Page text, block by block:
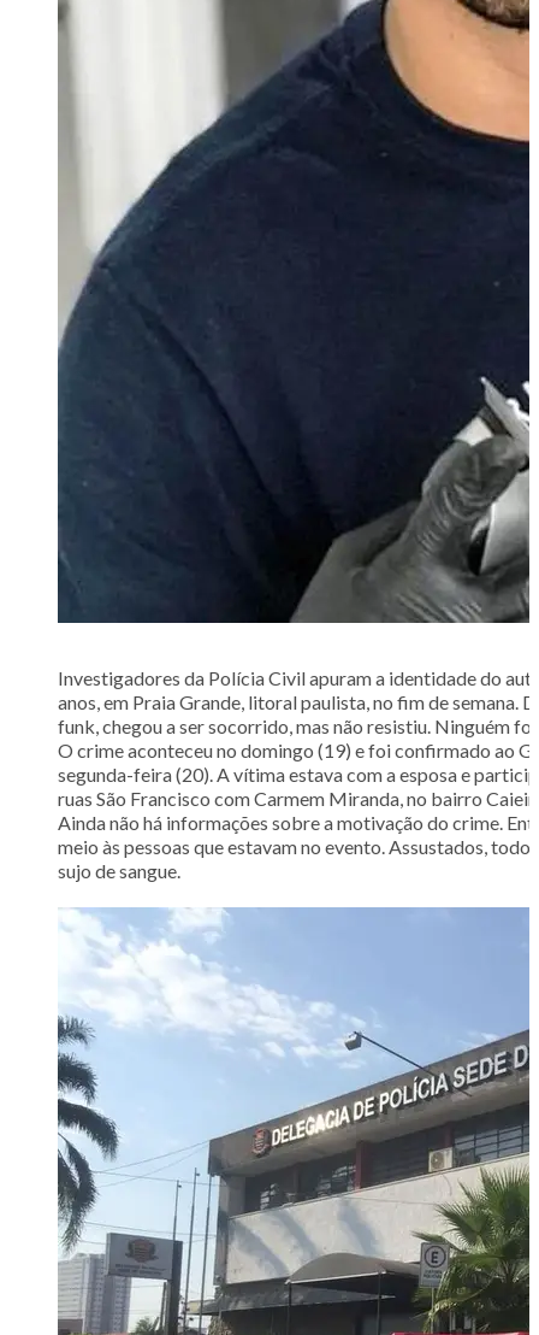
Investigadores da Polícia Civil apuram a identidade do
anos, em Praia Grande, litoral paulista, no fim de
funk, chegou a ser socorrido, mas não resistiu. Ninguém
O crime aconteceu no domingo (19) e foi confirmado ao
segunda-feira (20). A vítima estava com a esposa e
ruas São Francisco com Carmem Miranda, no bairro
Ainda não há informações sobre a motivação do crime.
meio às pessoas que estavam no evento. Assustados,
sujo de sangue.